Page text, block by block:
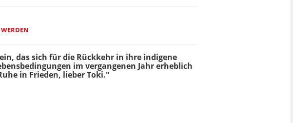
das sich für die Rückkehr in ihre indigene
im vergangenen Jahr erheblich
in Frieden, lieber Toki."